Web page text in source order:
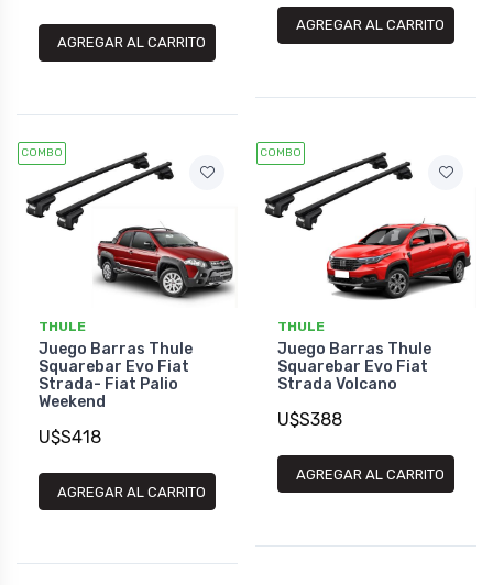
AGREGAR AL CARRITO
AGREGAR AL CARRITO
COMBO
THULE
Juego Barras Thule
Squarebar Evo Fiat
Strada- Fiat Palio
Weekend
U$S418
AGREGAR AL CARRITO
COMBO
THULE
Juego Barras Thule
Squarebar Evo Fiat
Strada Volcano
U$S388
AGREGAR AL CARRITO